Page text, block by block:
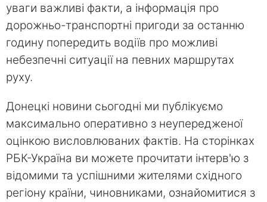
уваги важливі факти, а інформація про
дорожньо-транспортні пригоди за останню
годину попередить водіїв про можливі
небезпечні ситуації на певних маршрутах
руху.
Донецкі новини сьогодні ми публікуємо
максимально оперативно з неупередженої
оцінкою висловлюваних фактів. На сторінках
РБК-Україна ви можете прочитати інтерв'ю з
відомими та успішними жителями східного
регіону країни, чиновниками, ознайомитися з